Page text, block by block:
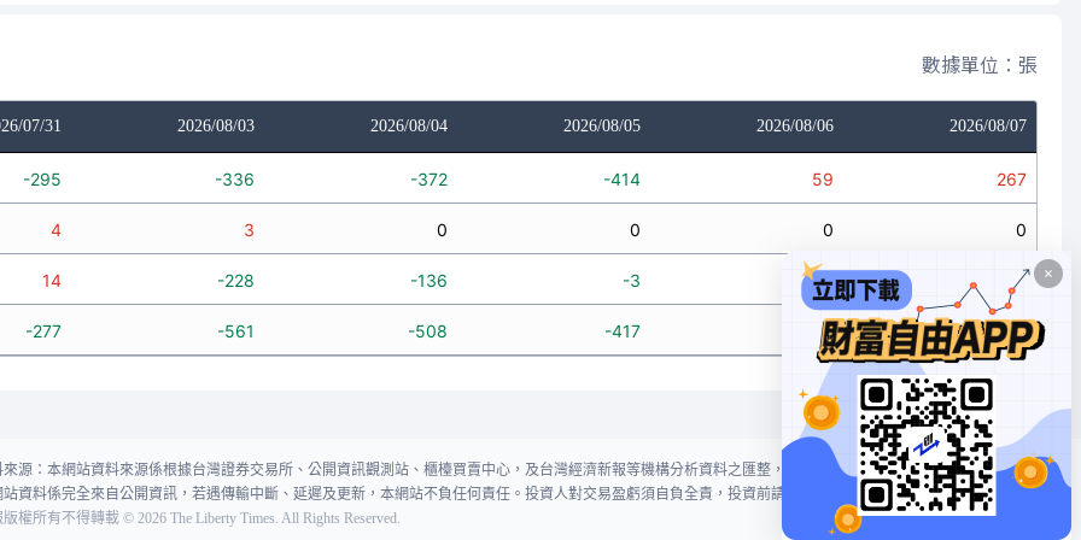
數據單位：張
07/31 2026/08/03 2026/08/04 2026/08/05 2026/08/06 2026/08/07
-295 -336 -372 -414 59 267
4 3 0 0 0 0
14 -228 -136 -3 -31 38
-277 -561 -508 -417 28 305
來源：本網站資料來源係根據台灣證券交易所、公開資訊觀測站、櫃檯買賣中心，及台灣經濟新報等機構分析資料之匯整，本網站對投資人買賣不作任何建議或暗
資料係完全來自公開資訊，若遇傳輸中斷、延遲及更新，本網站不負任何責任。投資人對交易盈虧須自負全責，投資前請謹慎評估風險。
版權所有不得轉載 © 2026 The Liberty Times. All Rights Reserved.